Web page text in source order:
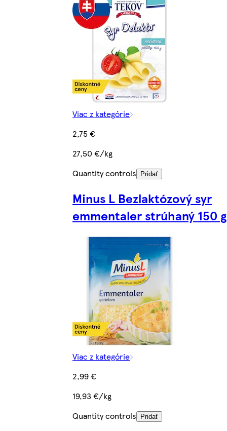
Viac z kategórie
2,75 €
27,50 €/kg
Quantity controls
Pridať
Minus L Bezlaktózový syr
emmentaler strúhaný 150 g
Viac z kategórie
2,99 €
19,93 €/kg
Quantity controls
Pridať